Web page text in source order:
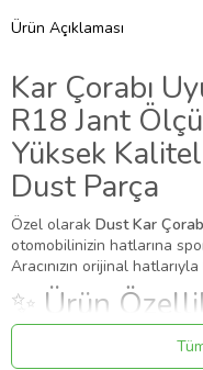
Ürün Açıklaması
Kar Çorabı
R18 Jant
Yüksek
Dust Parça
Özel olarak Dust Kar
otomobilinizin hatlarına
Aracınızın orijinal
✨ Ürün
üretilmiştir.